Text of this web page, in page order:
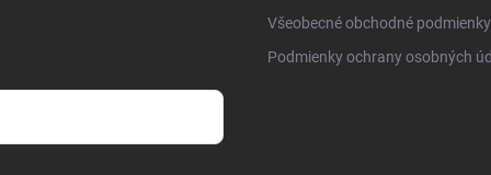
Všeobecné obchodné podmienky
Podmienky ochrany osobných